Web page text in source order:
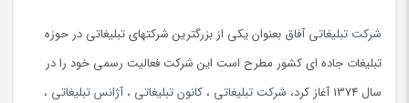
شرکت تبلیغاتی آفاق بعنوان یکی از بزرگترین شرکتهای تبلیغاتی در حوزه
تبلیغات جاده ای کشور مطرح است این شرکت فعالیت رسمی خود را در
سال 1374 آغاز کرد،
شرکت تبلیغاتی ، کانون تبلیغاتی ،آژانس تبلیغاتی ،
دنده و… را تولید می کنند.